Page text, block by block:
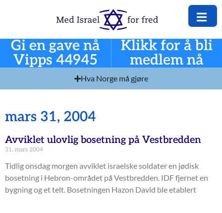
Gi en gave nå
Vipps 44945
Klikk for å bli
medlem nå
Hva Norge må gjøre
mars 31, 2004
Avviklet ulovlig bosetning på Vestbredden
31. mars 2004
Tidlig onsdag morgen avviklet israelske soldater en jødisk
bosetning i Hebron-området på Vestbredden. IDF fjernet en
bygning og et telt. Bosetningen Hazon David ble etablert